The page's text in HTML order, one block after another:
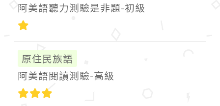
阿美語聽力測驗是非題-初級
原住民族語
阿美語閱讀測驗-高級